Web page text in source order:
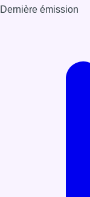
Dernière émission